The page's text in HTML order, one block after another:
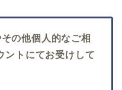
の他個人的なご相
ントにてお受けして